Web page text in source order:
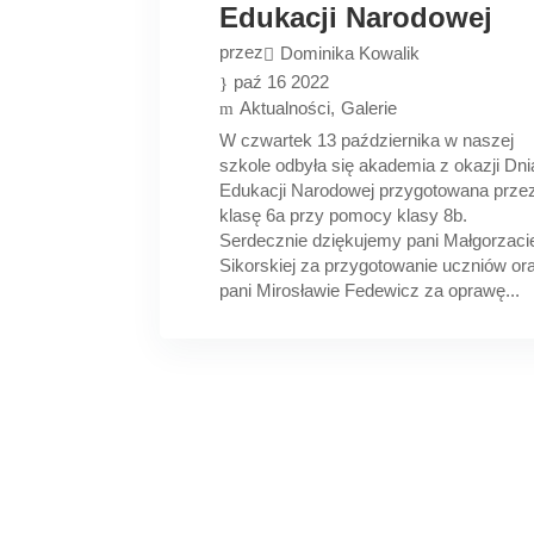
Edukacji Narodowej
przez
Dominika Kowalik
paź 16 2022
Aktualności Galerie
W czwartek 13 października w naszej
szkole odbyła się akademia z okazji
Edukacji Narodowej przygotowana
klasę 6a przy pomocy klasy 8b.
Serdecznie dziękujemy pani
Sikorskiej za przygotowanie uczniów
pani Mirosławie Fedewicz za oprawę...